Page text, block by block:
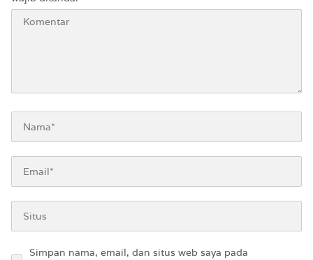
Simpan nama, email, dan situs web saya pada